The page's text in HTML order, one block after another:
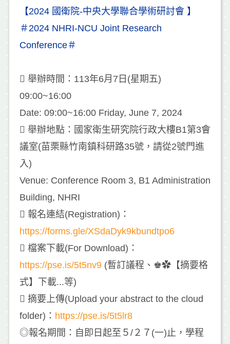
【2024 國衛院-中央大學聯合學術研討會 】
＃2024 NHRI-NCU Joint Research
Conference＃
 舉辦時間：113年6月7日(星期五)
09:00~16:00
Date: 09:00~16:00 Friday, June 7, 2024
 舉辦地點：國家衛生研究院行政大樓B1第3會
議室(苗栗縣竹南鎮科研路35號，請從2號門進
入)
Venue: Conference Room 3, B1 Administration
Building, NHRI
 報名連結(Registration)：
https://forms.gle/XSdaDyk9kbundtpo6
 檔案下載(For Download)：
https://pse.is/5t5nv9(暫訂議程、♚✿【摘要格
式】下載...等)
 摘要上傳(Upload your abstract to the cloud
folder)： https://pse.is/5t5lr8
◎報名期間：自即日起至５/２７(一)止，學程